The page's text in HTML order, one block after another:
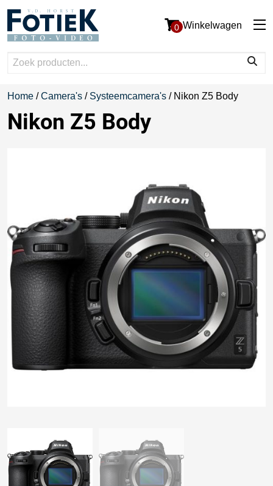
0 Winkelwagen
Home /Camera's / Systeemcamera's / Nikon Z5 Body
Nikon Z5 Body